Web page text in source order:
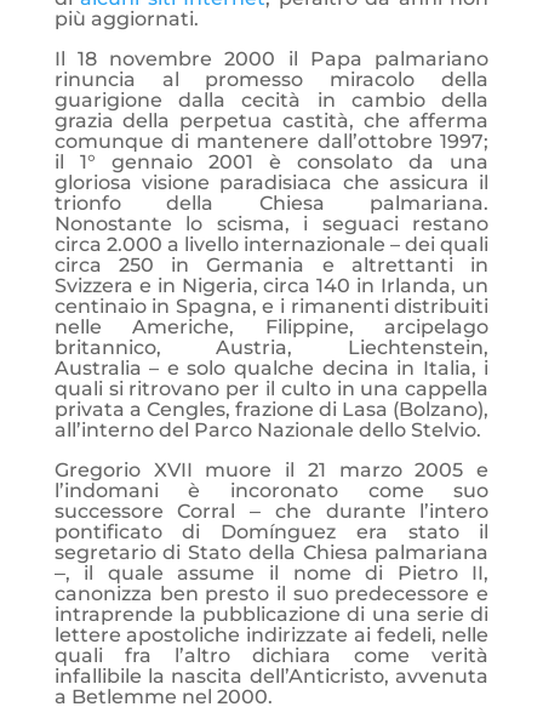
più aggiornati.
Il 18 novembre 2000 il Papa palmariano
rinuncia al promesso miracolo della
guarigione dalla cecità in cambio della
grazia della perpetua castità, che afferma
comunque di mantenere dall’ottobre 1997;
il 1° gennaio 2001 è consolato da una
gloriosa visione paradisiaca che assicura il
trionfo della Chiesa palmariana.
Nonostante lo scisma, i seguaci restano
circa 2.000 a livello internazionale – dei quali
circa 250 in Germania e altrettanti in
Svizzera e in Nigeria, circa 140 in Irlanda, un
centinaio in Spagna, e i rimanenti distribuiti
nelle Americhe, Filippine, arcipelago
britannico, Austria, Liechtenstein,
Australia – e solo qualche decina in Italia, i
quali si ritrovano per il culto in una cappella
privata a Cengles, frazione di Lasa (Bolzano),
all’interno del Parco Nazionale dello Stelvio.
Gregorio XVII muore il 21 marzo 2005 e
l’indomani è incoronato come suo
successore Corral ‒ che durante l’intero
pontificato di Domínguez era stato il
segretario di Stato della Chiesa palmariana
‒, il quale assume il nome di Pietro II,
canonizza ben presto il suo predecessore e
intraprende la pubblicazione di una serie di
lettere apostoliche indirizzate ai fedeli, nelle
quali fra l’altro dichiara come verità
infallibile la nascita dell’Anticristo, avvenuta
a Betlemme nel 2000.